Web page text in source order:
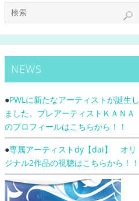
NEWS
●PWLに新たなアーティストが誕生し
ました。プレアーティストＫＡＮＡ
のプロフィールはこちらから！！
●専属アーティストdy【dai】 オリ
ジナル2作品の視聴はこちらから！！